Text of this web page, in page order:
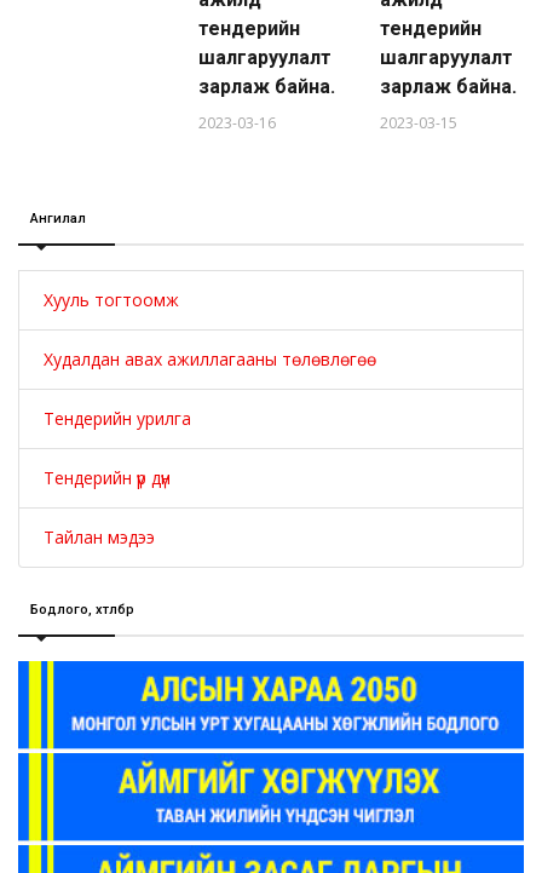
тендерийн
шалгаруулалт
зарлаж байна.
2023-03-16
тендерийн
шалгаруулалт
зарлаж байна.
2023-03-15
Ангилал
Хууль тогтоомж
Худалдан авах ажиллагааны төлөвлөгөө
Тендерийн урилга
Тендерийн үр дүн
Тайлан мэдээ
Бодлого, хөтөлбөр